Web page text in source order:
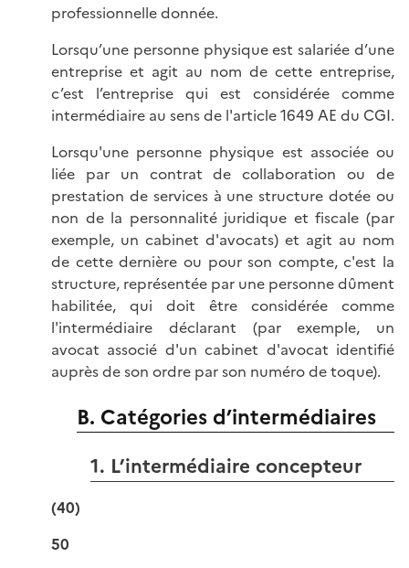
professionnelle donnée.
Lorsqu’une personne physique est salariée d’une
entreprise et agit au nom de cette entreprise,
c’est l’entreprise qui est considérée comme
intermédiaire au sens de l'article 1649 AE du CGI.
Lorsqu'une personne physique est associée ou
liée par un contrat de collaboration ou de
prestation de services à une structure dotée ou
non de la personnalité juridique et fiscale (par
exemple, un cabinet d'avocats) et agit au nom
de cette dernière ou pour son compte, c'est la
structure, représentée par une personne dûment
habilitée, qui doit être considérée comme
l'intermédiaire déclarant (par exemple, un
avocat associé d'un cabinet d'avocat identifié
auprès de son ordre par son numéro de toque).
B. Catégories d’intermédiaires
1. L’intermédiaire concepteur
(40)
50